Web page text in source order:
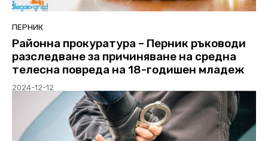
ПЕРНИК
Районна прокуратура – Перник ръководи
разследване за причиняване на средна
телесна повреда на 18-годишен младеж
2024-12-12